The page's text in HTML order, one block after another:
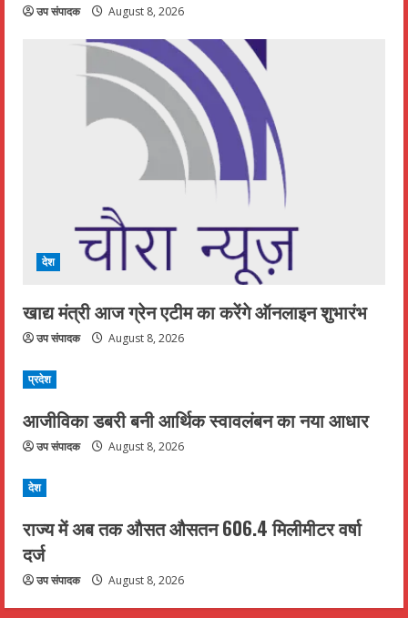
उप संपादक August 8, 2026
देश
खाद्य मंत्री आज ग्रेन एटीम का करेंगे ऑनलाइन शुभारंभ
उप संपादक August 8, 2026
प्रदेश
आजीविका डबरी बनी आर्थिक स्वावलंबन का नया आधार
उप संपादक August 8, 2026
देश
राज्य में अब तक औसत औसतन 606.4 मिलीमीटर वर्षा
दर्ज
उप संपादक August 8, 2026